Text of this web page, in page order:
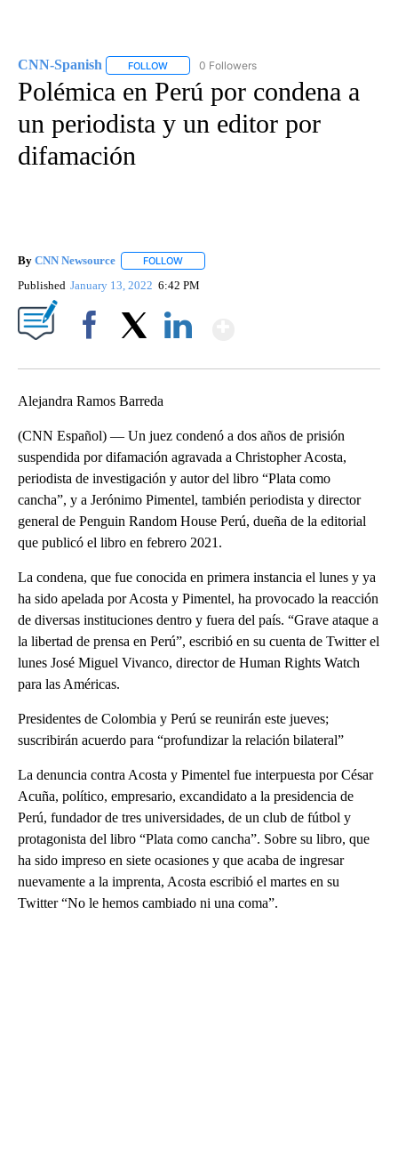
CNN-Spanish FOLLOW FOLLOW "CNN-SPANISH" TO RECEIVE
0 Followers
Polémica en Perú por condena a
un periodista y un editor por
difamación
By CNN Newsource FOLLOW
Published January 13, 2022 6:42 PM
Alejandra Ramos Barreda
(CNN Español) — Un juez condenó a dos años de prisión
suspendida por difamación agravada a Christopher Acosta,
periodista de investigación y autor del libro “Plata como
cancha”, y a Jerónimo Pimentel, también periodista y director
general de Penguin Random House Perú, dueña de la editorial
que publicó el libro en febrero 2021.
La condena, que fue conocida en primera instancia el lunes y ya
ha sido apelada por Acosta y Pimentel, ha provocado la reacción
de diversas instituciones dentro y fuera del país. “Grave ataque a
la libertad de prensa en Perú”, escribió en su cuenta de Twitter el
lunes José Miguel Vivanco, director de Human Rights Watch
para las Américas.
Presidentes de Colombia y Perú se reunirán este jueves;
suscribirán acuerdo para “profundizar la relación bilateral”
La denuncia contra Acosta y Pimentel fue interpuesta por César
Acuña, político, empresario, excandidato a la presidencia de
Perú, fundador de tres universidades, de un club de fútbol y
protagonista del libro “Plata como cancha”. Sobre su libro, que
ha sido impreso en siete ocasiones y que acaba de ingresar
nuevamente a la imprenta, Acosta escribió el martes en su
Twitter “No le hemos cambiado ni una coma”.